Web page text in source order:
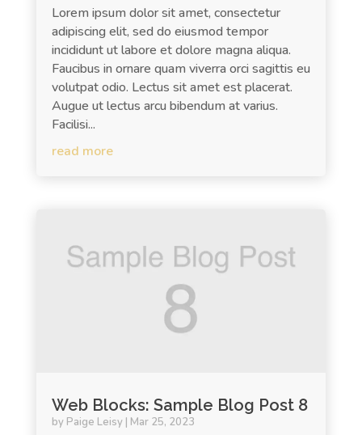
Lorem ipsum dolor sit amet, consectetur
adipiscing elit, sed do eiusmod tempor
incididunt ut labore et dolore magna aliqua.
Faucibus in ornare quam viverra orci sagittis eu
volutpat odio. Lectus sit amet est placerat.
Augue ut lectus arcu bibendum at varius.
Facilisi...
read more
Web Blocks: Sample Blog Post 8
by Paige Leisy| Mar 25, 2023